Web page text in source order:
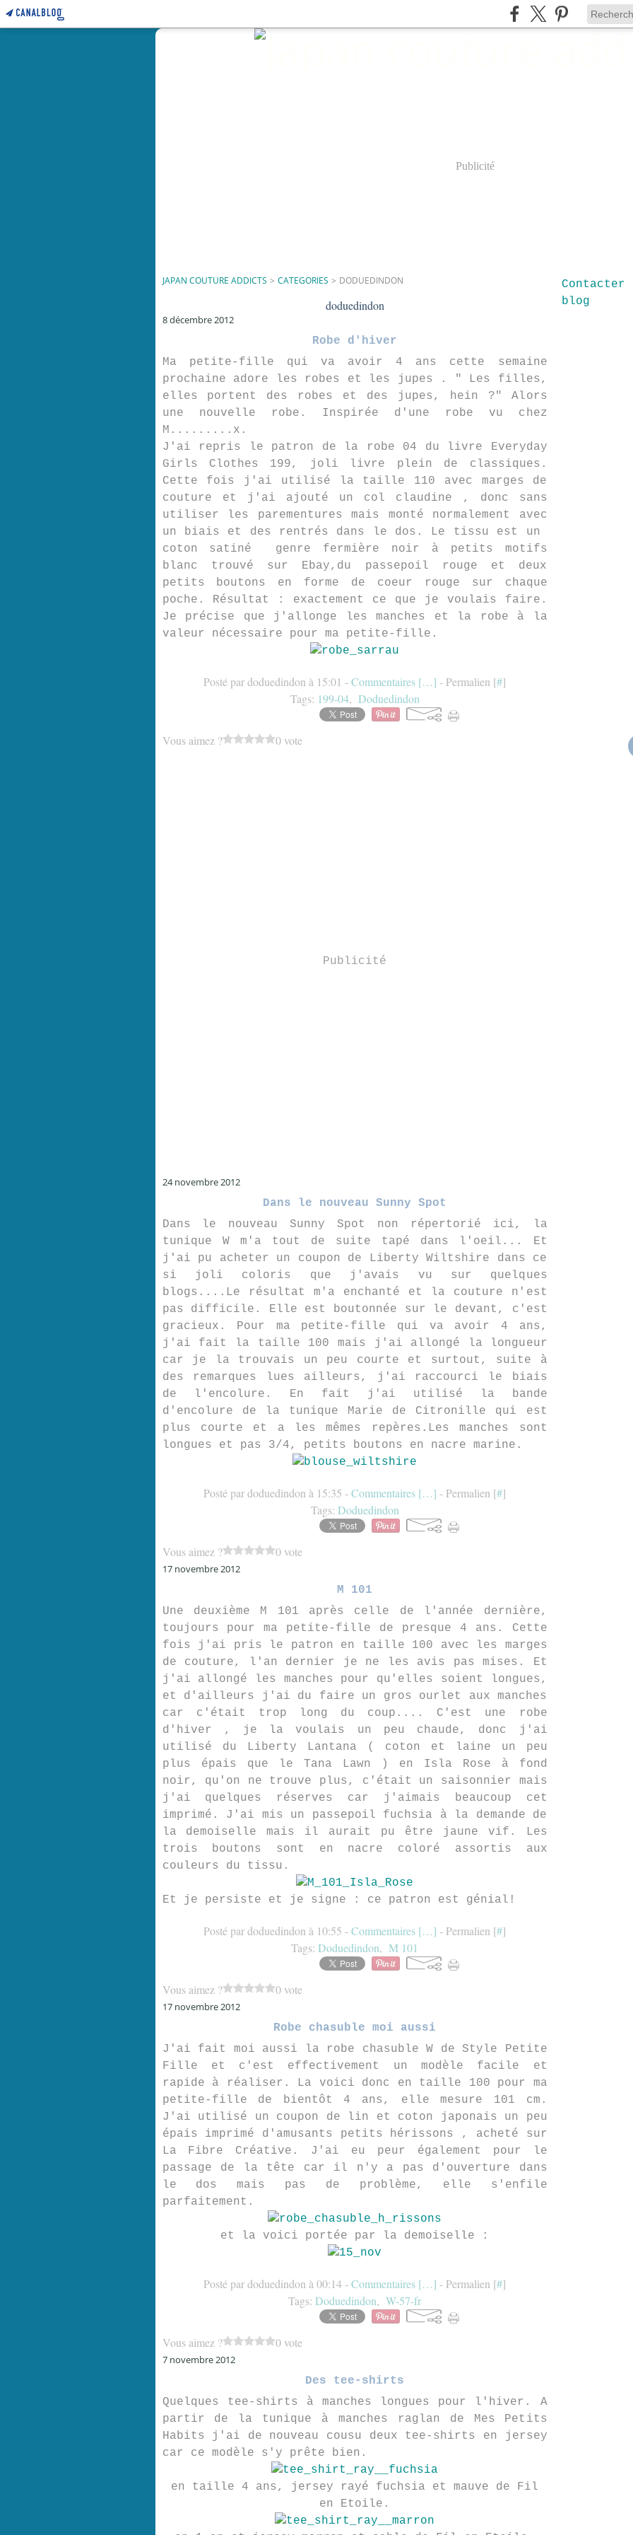
Publicité
JAPAN COUTURE ADDICTS > CATEGORIES > DODUEDINDON
doduedindon
8 décembre 2012
Robe d'hiver
Ma petite-fille qui va avoir 4 ans cette semaine
prochaine adore les robes et les jupes . " Les filles,
elles portent des robes et des jupes, hein ?" Alors
une nouvelle robe. Inspirée d'une robe vu chez
M.........x.
J'ai repris le patron de la robe 04 du livre Everyday
Girls Clothes 199, joli livre plein de classiques.
Cette fois j'ai utilisé la taille 110 avec marges de
couture et j'ai ajouté un col claudine , donc sans
utiliser les parementures mais monté normalement avec
un biais et des rentrés dans le dos. Le tissu est un
coton satiné genre fermière noir à petits motifs
blanc trouvé sur Ebay,du passepoil rouge et deux
petits boutons en forme de coeur rouge sur chaque
poche. Résultat : exactement ce que je voulais faire.
Je précise que j'allonge les manches et la robe à la
valeur nécessaire pour ma petite-fille.
Posté par doduedindon à 15:01 -Commentaires […] - Permalien [#]
Tags: 199-04, Doduedindon
Vous aimez ? 0 vote
Publicité
24 novembre 2012
Dans le nouveau Sunny Spot
Dans le nouveau Sunny Spot non répertorié ici, la
tunique W m'a tout de suite tapé dans l'oeil... Et
j'ai pu acheter un coupon de Liberty Wiltshire dans ce
si joli coloris que j'avais vu sur quelques
blogs....Le résultat m'a enchanté et la couture n'est
pas difficile. Elle est boutonnée sur le devant, c'est
gracieux. Pour ma petite-fille qui va avoir 4 ans,
j'ai fait la taille 100 mais j'ai allongé la longueur
car je la trouvais un peu courte et surtout, suite à
des remarques lues ailleurs, j'ai raccourci le biais
de l'encolure. En fait j'ai utilisé la bande
d'encolure de la tunique Marie de Citronille qui est
plus courte et a les mêmes repères.Les manches sont
longues et pas 3/4, petits boutons en nacre marine.
Posté par doduedindon à 15:35 -Commentaires […] - Permalien [#]
Tags: Doduedindon
Vous aimez ? 0 vote
17 novembre 2012
M 101
Une deuxième M 101 après celle de l'année dernière,
toujours pour ma petite-fille de presque 4 ans. Cette
fois j'ai pris le patron en taille 100 avec les marges
de couture, l'an dernier je ne les avis pas mises. Et
j'ai allongé les manches pour qu'elles soient longues,
et d'ailleurs j'ai du faire un gros ourlet aux manches
car c'était trop long du coup.... C'est une robe
d'hiver , je la voulais un peu chaude, donc j'ai
utilisé du Liberty Lantana ( coton et laine un peu
plus épais que le Tana Lawn ) en Isla Rose à fond
noir, qu'on ne trouve plus, c'était un saisonnier mais
j'ai quelques réserves car j'aimais beaucoup cet
imprimé. J'ai mis un passepoil fuchsia à la demande de
la demoiselle mais il aurait pu être jaune vif. Les
trois boutons sont en nacre coloré assortis aux
couleurs du tissu.
Et je persiste et je signe : ce patron est génial!
Posté par doduedindon à 10:55 -Commentaires […] - Permalien [#]
Tags: Doduedindon, M 101
Vous aimez ? 0 vote
17 novembre 2012
Robe chasuble moi aussi
J'ai fait moi aussi la robe chasuble W de Style Petite
Fille et c'est effectivement un modèle facile et
rapide à réaliser. La voici donc en taille 100 pour ma
petite-fille de bientôt 4 ans, elle mesure 101 cm.
J'ai utilisé un coupon de lin et coton japonais un peu
épais imprimé d'amusants petits hérissons , acheté sur
La Fibre Créative. J'ai eu peur également pour le
passage de la tête car il n'y a pas d'ouverture dans
le dos mais pas de problème, elle s'enfile
parfaitement.
et la voici portée par la demoiselle :
Posté par doduedindon à 00:14 -Commentaires […] - Permalien [#]
Tags: Doduedindon, W-57-fr
Vous aimez ? 0 vote
7 novembre 2012
Des tee-shirts
Quelques tee-shirts à manches longues pour l'hiver. A
partir de la tunique à manches raglan de Mes Petits
Habits j'ai de nouveau cousu deux tee-shirts en jersey
car ce modèle s'y prête bien.
en taille 4 ans, jersey rayé fuchsia et mauve de Fil
en Etoile.
blog